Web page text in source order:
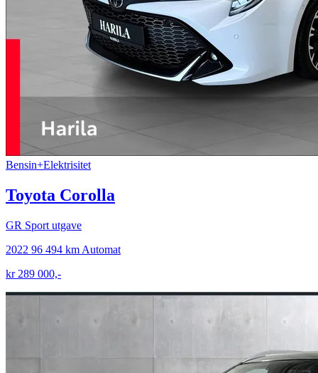
Bensin+Elektrisitet
Toyota Corolla
GR Sport utgave
2022 96 494 km Automat
kr 289 000,-